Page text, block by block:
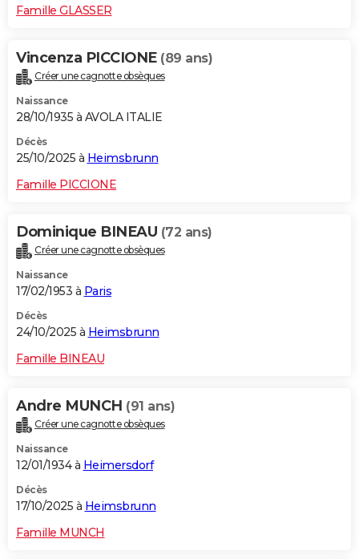
Famille GLASSER
Vincenza PICCIONE (89 ans)
Créer une cagnotte obsèques
Naissance
28/10/1935 à AVOLA ITALIE
Décès
25/10/2025 à Heimsbrunn
Famille PICCIONE
Dominique BINEAU (72 ans)
Créer une cagnotte obsèques
Naissance
17/02/1953 à Paris
Décès
24/10/2025 à Heimsbrunn
Famille BINEAU
Andre MUNCH (91 ans)
Créer une cagnotte obsèques
Naissance
12/01/1934 à Heimersdorf
Décès
17/10/2025 à Heimsbrunn
Famille MUNCH